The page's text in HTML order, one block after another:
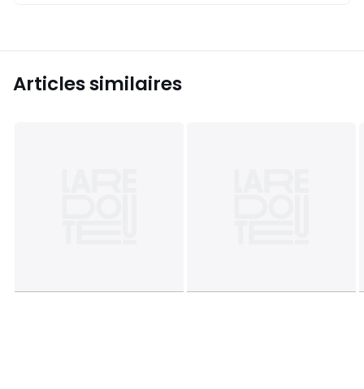
Articles similaires